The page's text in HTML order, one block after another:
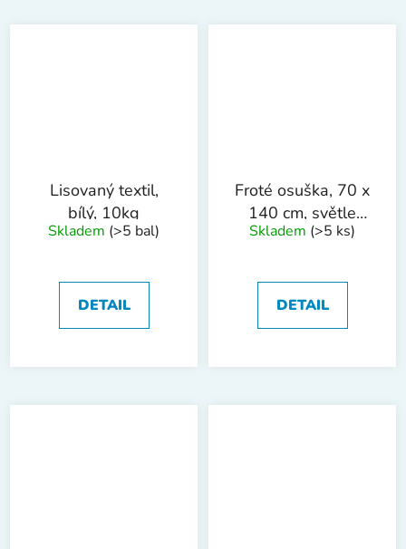
Lisovaný textil,
bílý, 10kg
Skladem (>5 bal)
DETAIL
Froté osuška, 70 x
140 cm, světle
modrá
Skladem (>5 ks)
DETAIL